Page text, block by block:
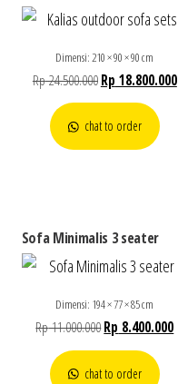
Dimensi: 210 × 90 × 90 cm
Rp24.500.000Rp 18.800.000
chat to order
Sofa Minimalis 3 seater
Dimensi: 194 × 77 × 85 cm
Rp11.000.000Rp 8.400.000
chat to order